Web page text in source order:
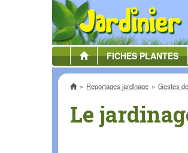
FICHESPLANTES
AccueilReportages jardinage Gestes
Le